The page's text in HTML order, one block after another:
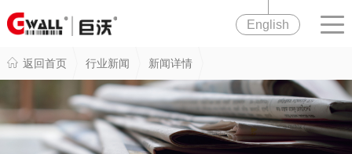
English
返回首页 行业新闻 新闻详情